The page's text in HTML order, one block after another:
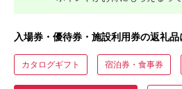
入場券・優待券・施設利用券の返礼
カタログギフト 宿泊券・食事券